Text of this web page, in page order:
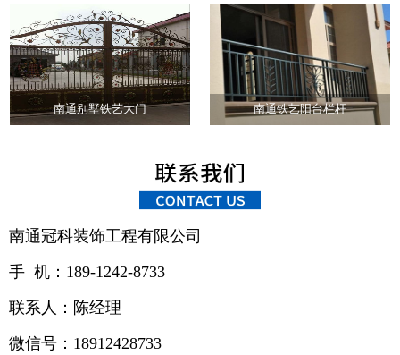
南通别墅铁艺大门 南通铁艺阳台栏杆
南通冠科装饰工程有限公司
手 机：189-1242-8733
联系人：陈经理
微信号：18912428733